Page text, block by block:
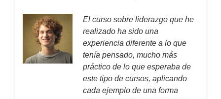
El curso sobre liderazgo que he
realizado ha sido una
experiencia diferente a lo que
tenía pensado, mucho más
práctico de lo que esperaba de
este tipo de cursos, aplicando
cada ejemplo de una forma